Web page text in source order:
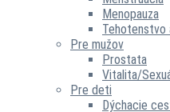
Menopauza
Tehotenstvo
Pre mužov
Prostata
Vitalita/
Pre deti
Dýchacie